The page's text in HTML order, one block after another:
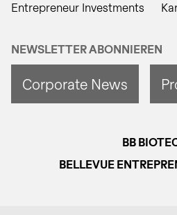
Entrepreneur Investments
NEWSLETTER ABONNIEREN
Corporate News
BB
BELLEVUE